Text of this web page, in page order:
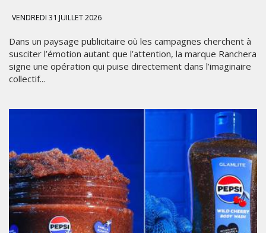
VENDREDI 31 JUILLET 2026
Dans un paysage publicitaire où les campagnes cherchent à
susciter l’émotion autant que l’attention, la marque Ranchera
signe une opération qui puise directement dans l’imaginaire
collectif...